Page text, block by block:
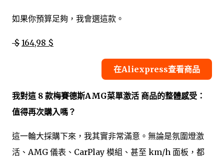
如果你預算足夠，我會選這款。
$ 164,98 $
在Aliexpress查看商品
我對這 8 款梅賽德斯AMG菜單激活 商品的整體感受：
值得再次購入嗎？
這一輪大採購下來，我其實非常滿意。無論是氛圍燈激
活、AMG 儀表、CarPlay 模組、甚至 km/h 面板，都